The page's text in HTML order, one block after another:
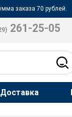
заказа 70 рублей.
261-25-05
Доставка